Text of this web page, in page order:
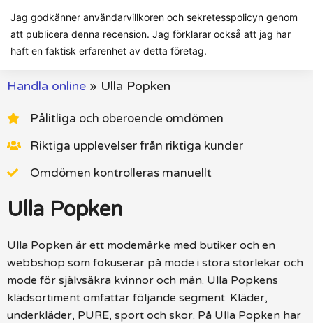
Jag godkänner användarvillkoren och sekretesspolicyn genom
att publicera denna recension. Jag förklarar också att jag har
haft en faktisk erfarenhet av detta företag.
Handla online » Ulla Popken
Pålitliga och oberoende omdömen
Riktiga upplevelser från riktiga kunder
Omdömen kontrolleras manuellt
Ulla Popken
Ulla Popken är ett modemärke med butiker och en
webbshop som fokuserar på mode i stora storlekar och
mode för självsäkra kvinnor och män. Ulla Popkens
klädsortiment omfattar följande segment: Kläder,
underkläder, PURE, sport och skor. På Ulla Popken har